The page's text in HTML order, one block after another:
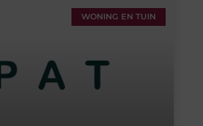
WONING EN TUIN